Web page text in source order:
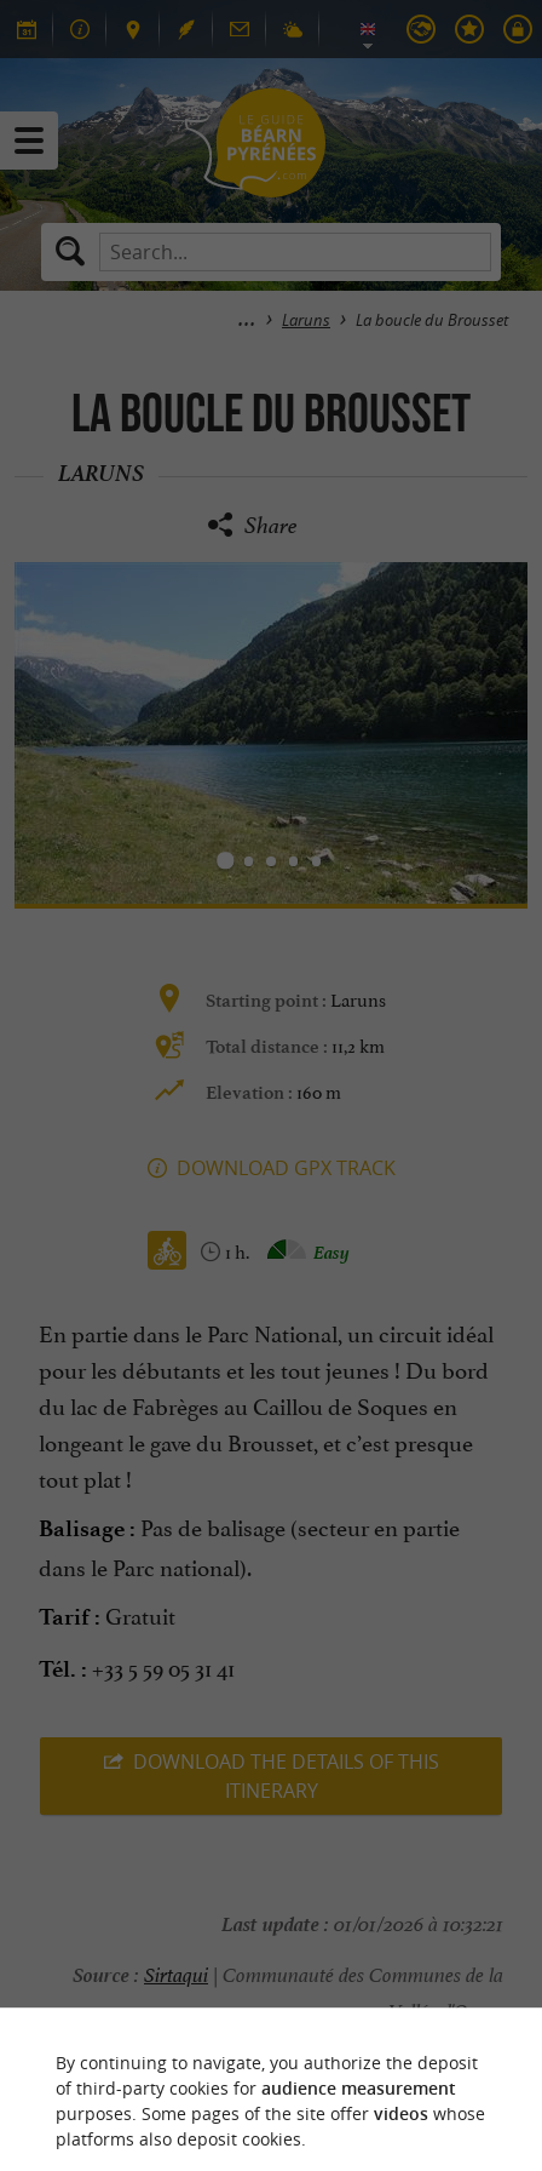
Laruns La boucle du Brousset
La boucle du Brousset
LARUNS
Share
Starting point : Laruns
Total distance : 11,2 km
Elevation : 160 m
DOWNLOAD GPX TRACK
1 h. Easy
En partie dans le Parc National, un circuit idéal
pour les débutants et les tout jeunes ! Du bord
du lac de Fabrèges au Caillou de Soques en
longeant le gave du Brousset, et c’est presque
tout plat !
Balisage : Pas de balisage (secteur en partie
dans le Parc national).
Tarif : Gratuit
Tél. : +33 5 59 05 31 41
DOWNLOAD THE DETAILS OF THIS
ITINERARY
Last update : 01/01/2026 à 10:32:21
Source : Sirtaqui | Communauté des Communes de la
Vallée d'Ossau
Photo credit :
@Sirtaqui Cf. Communauté des
Communes de la Vallée d'Ossau
By continuing to navigate, you authorize the deposit
of third-party cookies for audience measurement
purposes. Some pages of the site offer videoswhose
platforms also deposit cookies.